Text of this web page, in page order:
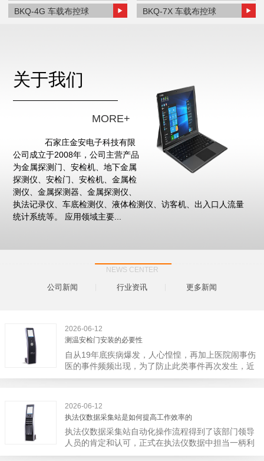
BKQ-4G 车载布控球 BKQ-7X 车载布控球
关于我们
MORE+
石家庄金安电子科技有限
公司成立于2008年，公司主营产品
为金属探测门、安检机、地下金属
探测仪、安检门、安检机、金属检
测仪、金属探测器、金属探测仪、
执法记录仪、车底检测仪、液体检测仪、访客机、出入口人流量
统计系统等。 应用领域主要...
NEWS CENTER
公司新闻 行业资讯 更多新闻
2026-06-12
测温安检门安装的必要性
自从19年底疾病爆发，人心惶惶，再加上医院闹事伤
医的事件频频出现，为了防止此类事件再次发生，近
日，广西南宁市卫建委发出通知，要求当地市属各三
大体只有两个，其一，安装安检门是否会激化矛盾。
其二，安装安检门可以防范于未然。1月6号当天，南
宁市第二医院刚试行安检的首日，检查出10多把各类
刀具和一把管制类刀具。近来伤医事件屡屡发生，安
装安检门可以缓解医生安全感不足的问题，同时安检
2026-06-12
执法仪数据采集站是如何提高工作效率的
执法仪数据采集站自动化操作流程得到了该部门领导
人员的肯定和认可，正式在执法仪数据中担当一柄利
剑。 执法仪数据采集站对于执法仪数据资料的管理